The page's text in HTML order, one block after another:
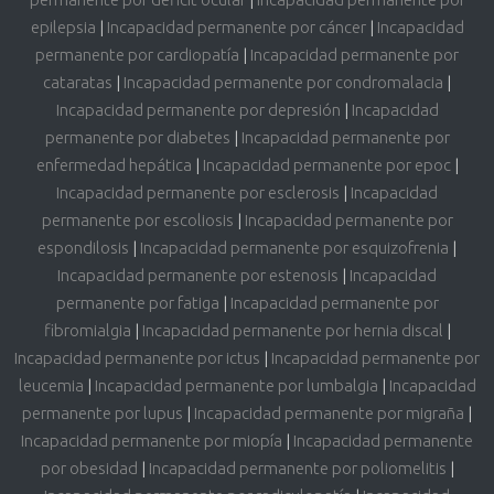
epilepsia | Incapacidad permanente por cáncer| Incapacidad
permanente por cardiopatía | Incapacidad permanente por
cataratas | Incapacidad permanente por condromalacia |
Incapacidad permanente por depresión | Incapacidad
permanente por diabetes | Incapacidad permanente por
enfermedad hepática | Incapacidad permanente por epoc|
Incapacidad permanente por esclerosis | Incapacidad
permanente por escoliosis | Incapacidad permanente por
espondilosis | Incapacidad permanente por esquizofrenia |
Incapacidad permanente por estenosis | Incapacidad
permanente por fatiga | Incapacidad permanente por
fibromialgia | Incapacidad permanente por hernia discal |
Incapacidad permanente por ictus | Incapacidad permanente por
leucemia | Incapacidad permanente por lumbalgia | Incapacidad
permanente por lupus | Incapacidad permanente por migraña |
Incapacidad permanente por miopía | Incapacidad permanente
por obesidad | Incapacidad permanente por poliomelitis |